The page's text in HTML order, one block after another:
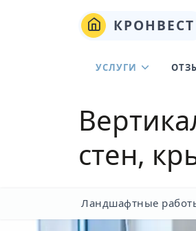
КРОНВЕСТ
УСЛУГИ
стен,
Ландшафтные